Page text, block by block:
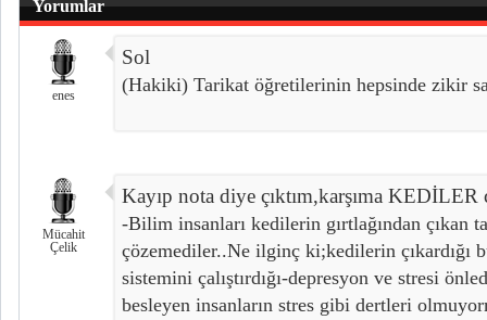
Yorumlar
enes
Sol
(Hakiki) Tarikat öğretilerinin hepsinde zikir
Mücahit
Çelik
Kayıp nota diye çıktım,karşıma KEDİLER
-Bilim insanları kedilerin gırtlağından çıkan
çözemediler..Ne ilginç ki;kedilerin çıkardığı
sistemini çalıştırdığı-depresyon ve stresi
besleyen insanların stres gibi dertleri